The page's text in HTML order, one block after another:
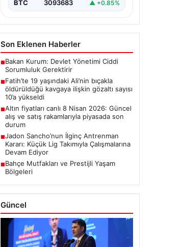
BTC 3093683 ▲ +0.85%
Son Eklenen Haberler
■Bakan Kurum: Devlet Yönetimi Ciddi
Sorumluluk Gerektirir
■Fatih’te 19 yaşındaki Ali’nin bıçakla
öldürüldüğü kavgaya ilişkin gözaltı sayısı
10’a yükseldi
■Altın fiyatları canlı 8 Nisan 2026: Güncel
alış ve satış rakamlarıyla piyasada son
durum
■Jadon Sancho’nun İlginç Antrenman
Kararı: Küçük Lig Takımıyla Çalışmalarına
Devam Ediyor
■Bahçe Mutfakları ve Prestijli Yaşam
Bölgeleri
Güncel